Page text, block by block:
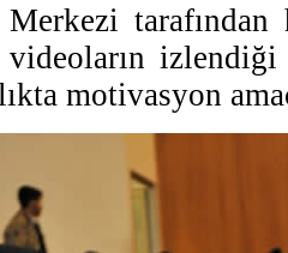
videoların
motivasyon